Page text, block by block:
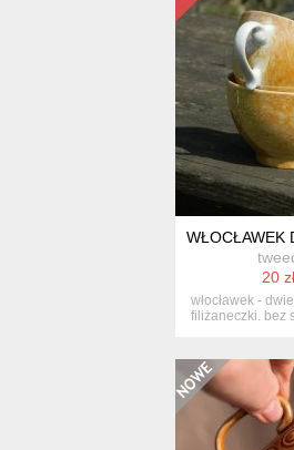
WŁOCŁAWEK
20 zł
włocławek -
filiżaneczki. bez